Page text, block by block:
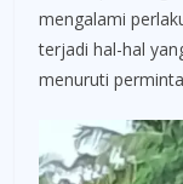
mengalami
terjadi hal-hal
menuruti